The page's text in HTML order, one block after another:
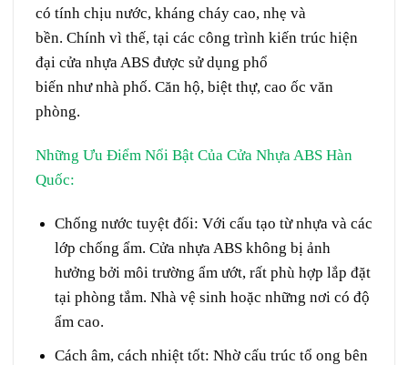
có tính chịu nước, kháng cháy cao, nhẹ và
bền. Chính vì thế, tại các công trình kiến trúc hiện
đại cửa nhựa ABS được sử dụng phổ
biến nhưnhà phố. Căn hộ, biệt thự, cao ốc văn
phòng.
Những Ưu Điểm Nổi Bật Của Cửa Nhựa ABS Hàn
Quốc:
Chống nước tuyệt đối: Với cấu tạo từ nhựa và các
lớp chống ẩm. Cửa nhựa ABS không bị ảnh
hưởng bởi môi trường ẩm ướt, rất phù hợp lắp đặt
tại phòng tắm. Nhà vệ sinh hoặc những nơi có độ
ẩm cao.
Cách âm, cách nhiệt tốt: Nhờ cấu trúc tổ ong bên